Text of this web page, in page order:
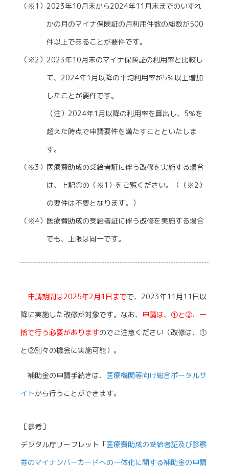
（※1）2023年10月末から2024年11月末までのいずれ
かの月のマイナ保険証の月利用件数の総数が500
件以上であることが要件です。
（※2）2023年10月末のマイナ保険証の利用率と比較し
て、2024年1月以降の平均利用率が5％以上増加
したことが要件です。
（注）2024年1月以降の利用率を算出し、5％を
超えた時点で申請要件を満たすことといたしま
す。
（※3）医療費助成の受給者証に伴う改修を実施する場合
は、上記①の（※1）をご覧ください。（（※2）
の要件は不要となります。）
（※4）医療費助成の受給者証に伴う改修を実施する場合
でも、上限は同一です。
申請期間は2025年2月1日までで、2023年11月11日以
降に実施した改修が対象です。なお、 申請は、①と②、一
括で行う必要がありますのでご注意ください（改修は、①
と②別々の機会に実施可能）。
補助金の申請手続きは、 医療機関等向け総合ポータルサ
イトから行うことができます。
［参考］
デジタル庁リーフレット「医療費助成の受給者証及び診察
券のマイナンバーカードへの一体化に関する補助金の申請